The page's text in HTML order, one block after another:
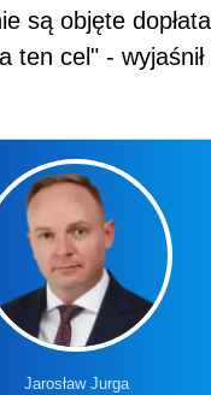
są objęte
ten cel" -
Jarosław Jurga